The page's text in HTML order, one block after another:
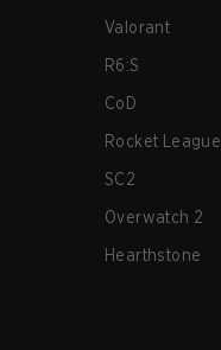
Valorant
R6:S
CoD
Rocket League
SC2
Overwatch 2
Hearthstone